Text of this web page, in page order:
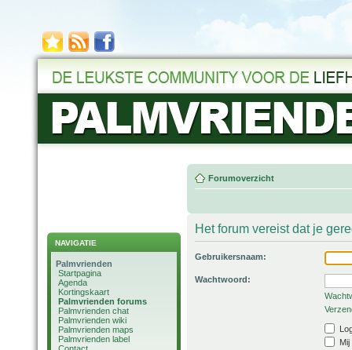
NAVIGATIE
Palmvrienden
Startpagina
Agenda
Kortingskaart
Palmvrienden forums
Palmvrienden chat
Palmvrienden wiki
Palmvrienden maps
Palmvrienden label
Forumoverzicht
Het forum vereist dat je
Gebruikersnaam:
Wachtwoord: